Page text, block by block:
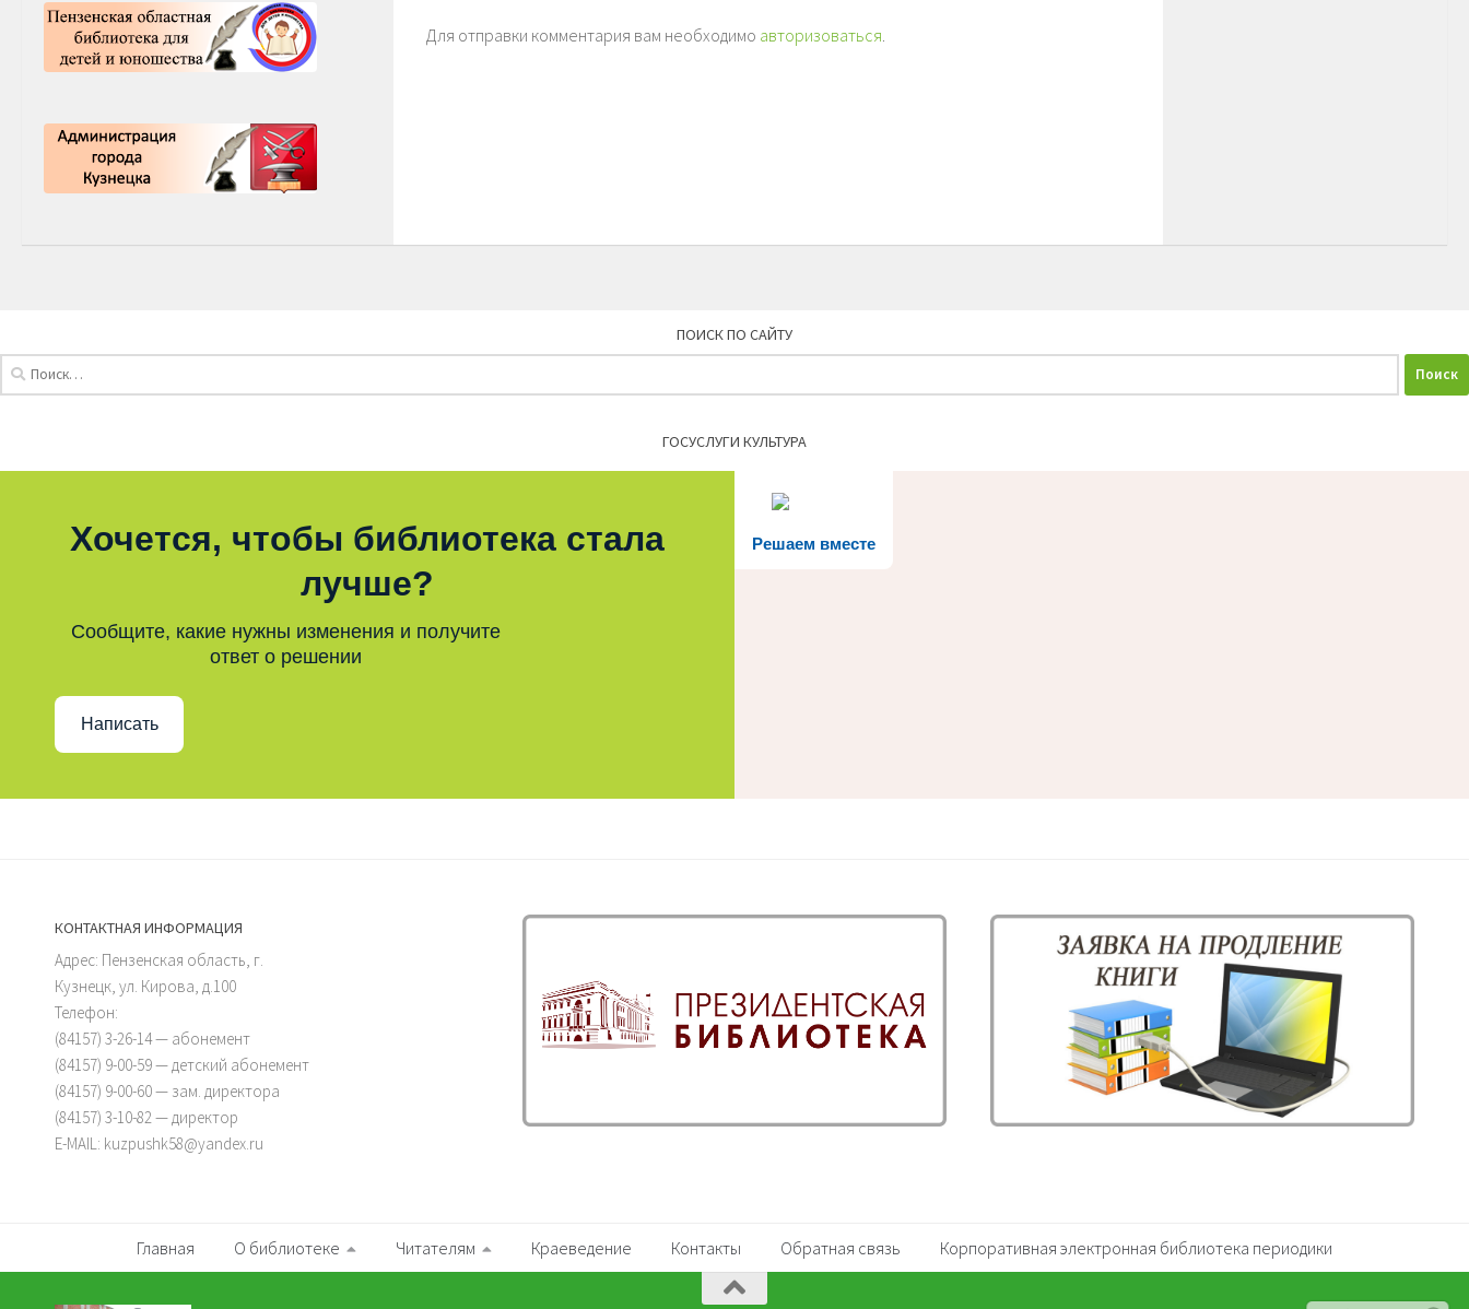
Для отправки комментария вам необходимо авторизоваться
ПОИСК ПО САЙТУ
ГОСУСЛУГИ КУЛЬТУРА
Решаем вместе
Хочется, чтобы библиотека стала
лучше?
Сообщите, какие нужны изменения и получите
ответ о решении
Написать
КОНТАКТНАЯ ИНФОРМАЦИЯ
Адрес: Пензенская область, г.
Кузнецк, ул. Кирова, д.100
Телефон:
(84157) 3-26-14 — абонемент
(84157) 9-00-59 — детский абонемент
(84157) 9-00-60 — зам. директора
(84157) 3-10-82 — директор
E-MAIL: kuzpushk58@yandex.ru
Главная О библиотеке Читателям Краеведение Контакты Обратная связь Корпоративная электронная библиотека периодики